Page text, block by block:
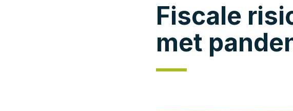
Fiscale
met